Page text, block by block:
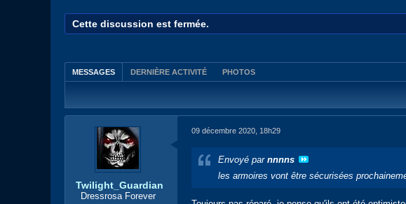
Cette discussion est fermée.
MESSAGES DERNIÈRE ACTIVITÉ PHOTOS
Twilight_Guardian
Dressrosa Forever
09 décembre 2020, 18h29
Envoyé par nnnns
les armoires vont être sécurisées